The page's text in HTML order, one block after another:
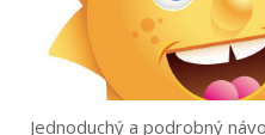
Jednoduchý a podrobný